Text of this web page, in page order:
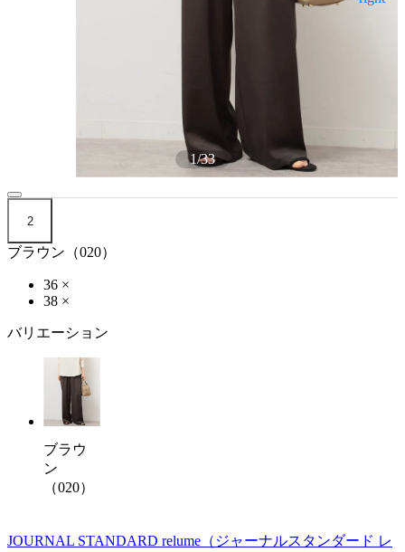
1/33
2
ブラウン（020）
36 ×
38 ×
バリエーション
ブラウ
ン
（020）
JOURNAL STANDARD relume （ジャーナルスタンダード レ